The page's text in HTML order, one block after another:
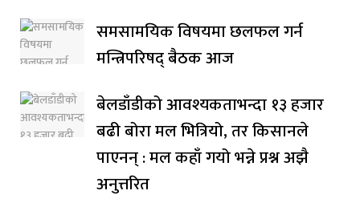
समसामयिक विषयमा छलफल गर्न
मन्त्रिपरिषद् बैठक आज
बेलडाँडीको आवश्यकताभन्दा १३ हजार
बढी बोरा मल भित्रियो, तर किसानले
पाएनन् : मल कहाँ गयो भन्ने प्रश्न अझै
अनुत्तरित